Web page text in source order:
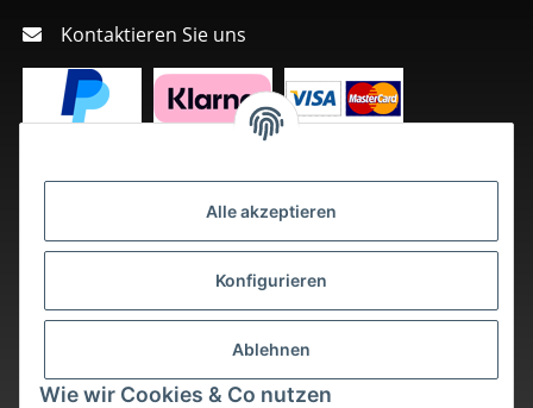
Alle akzeptieren
Konfigurieren
Ablehnen
Wie wir Cookies & Co nutzen
Kontaktieren Sie uns